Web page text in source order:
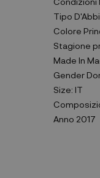
Tipo
Colore
Stagione
Made In
Gender
Size: IT
Anno 2017